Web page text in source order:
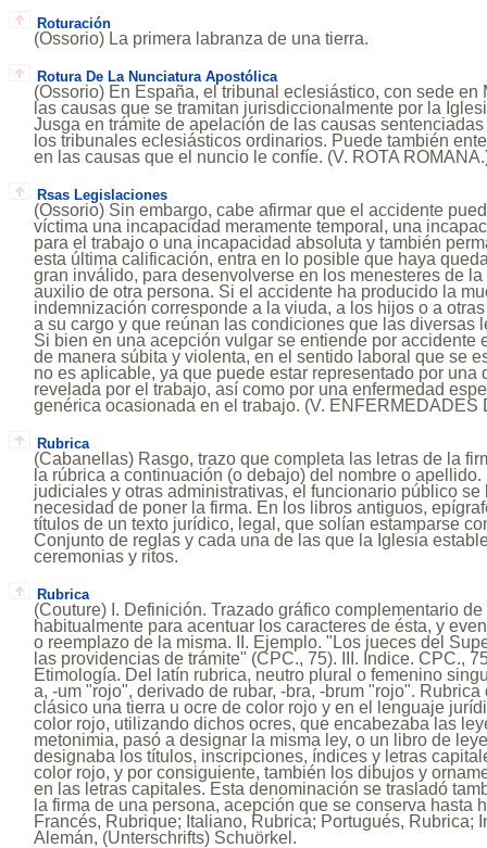
Roturación
(Ossorio) La primera labranza de una tierra.
Rotura De La Nunciatura Apostólica
(Ossorio) En España, el tribunal eclesiástico, con sede en
las causas que se tramitan jurisdiccionalmente por la
Jusga en trámite de apelación de las causas
los tribunales eclesiásticos ordinarios. Puede también
en las causas que el nuncio le confíe. (V. ROTA
Rsas Legislaciones
(Ossorio) Sin embargo, cabe afirmar que el accidente
víctima una incapacidad meramente temporal, una
para el trabajo o una incapacidad absoluta y también
esta última calificación, entra en lo posible que haya
gran inválido, para desenvolverse en los menesteres de
auxilio de otra persona. Si el accidente ha producido la
indemnización corresponde a la viuda, a los hijos o a
a su cargo y que reúnan las condiciones que las diversas
Si bien en una acepción vulgar se entiende por accidente
de manera súbita y violenta, en el sentido laboral que se
no es aplicable, ya que puede estar representado por una
revelada por el trabajo, así como por una enfermedad
genérica ocasionada en el trabajo. (V. ENFERMEDADES
Rubrica
(Cabanellas) Rasgo, trazo que completa las letras de la
la rúbrica a continuación (o debajo) del nombre o
judiciales y otras administrativas, el funcionario público se
necesidad de poner la firma. En los libros antiguos,
títulos de un texto jurídico, legal, que solían estamparse
Conjunto de reglas y cada una de las que la Iglesia
ceremonias y ritos.
Rubrica
(Couture) I. Definición. Trazado gráfico complementario
habitualmente para acentuar los caracteres de ésta, y
o reemplazo de la misma. II. Ejemplo. "Los jueces del
las providencias de trámite" (CPC., 75). III. Indice. CPC.,
Etimología. Del latín rubrica, neutro plural o femenino
a, -um "rojo", derivado de rubar, -bra, -brum "rojo".
clásico una tierra u ocre de color rojo y en el lenguaje
color rojo, utilizando dichos ocres, que encabezaba las
metonimia, pasó a designar la misma ley, o un libro de
designaba los títulos, inscripciones, índices y letras
color rojo, y por consiguiente, también los dibujos y
en las letras capitales. Esta denominación se trasladó
la firma de una persona, acepción que se conserva hasta
Francés, Rubrique; Italiano, Rubrica; Portugués, Rubrica;
Alemán, (Unterschrifts) Schuörkel.